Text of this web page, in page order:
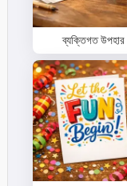
ব্যক্তিগত উপহার